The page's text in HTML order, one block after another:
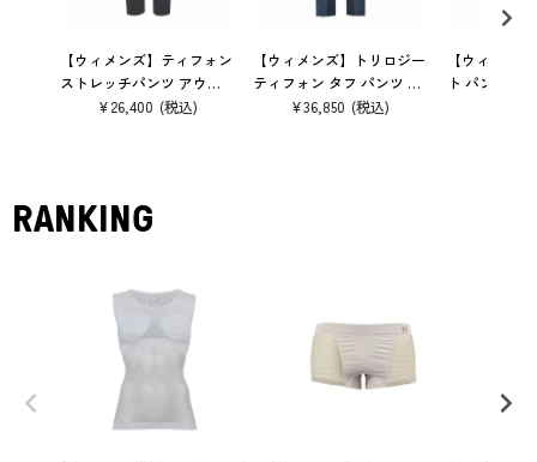
【ウィメンズ】ティフォン
ストレッチパンツ アウタ
ー レインウェア 防水
¥26,400
【ウィメンズ】トリロジー
ティフォン タフ パンツ ア
ウター レインウェア 防水
¥36,850
【ウィメン
ト パンツ パ
RANKING